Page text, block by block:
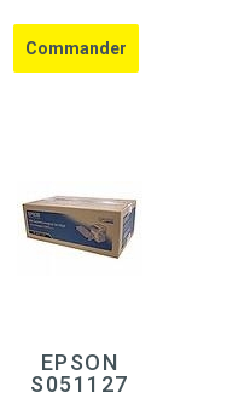
EPSON
S051127